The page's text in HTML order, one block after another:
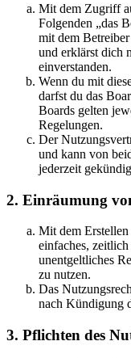
Mit dem Zugriff
Folgenden „das
mit dem
und erklärst dich
einverstanden.
Wenn du mit
darfst du das
Boards gelten
Regelungen.
Der
und kann von
jederzeit
2. Einräumung
Mit dem Erstellen
einfaches,
unentgeltliches
zu nutzen.
Das
nach Kündigung
3. Pflichten des